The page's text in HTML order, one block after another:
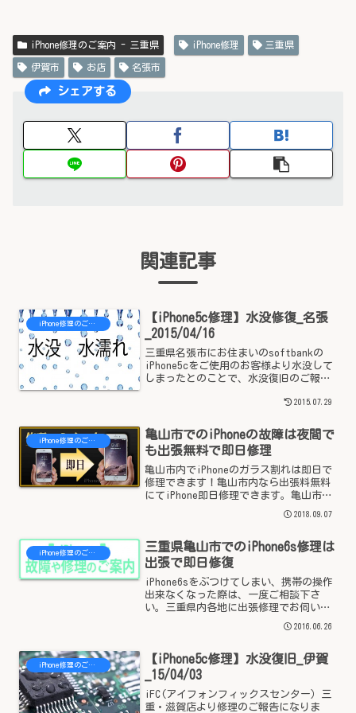
iPhone修理のご案内 - 三重県 iPhone修理 三重県
伊賀市 お店 名張市
シェアする
関連記事
iPhone修理のご案内 - 三重県
【iPhone5c修理】水没修復_名張
_2015/04/16
三重県名張市にお住まいのsoftbankの
iPhone5cをご使用のお客様より水没して
しまったとのことで、水没復旧のご報告
での、今回のご要望は、とにかくデータ
子様の写真...
2015.07.29
iPhone修理のご案内 - 三重県
亀山市でのiPhoneの故障は夜間で
も出張無料で即日修理
亀山市内でiPhoneのガラス割れは即日で
修理できます！亀山市内なら出張料無料
にてiPhone即日修理できます。亀山市の
関町・亀山駅や井田川駅のお近くやご自
宅などお客様のご希望の場所に出張にて
です。iPh...
2018.09.07
iPhone修理のご案内 - 三重県
三重県亀山市でのiPhone6s修理は
出張で即日修復
iPhone6sをぶつけてしまい、携帯の操作
出来なくなった際は、一度ご相談下さ
い。三重県内各地に出張修理でお伺いさ
せて頂いており、もちろん、亀山市でも
出張修理でお客様のお近くで作業致して
日修理で設...
2016.06.26
iPhone修理のご案内 - 三重県
【iPhone5c修理】水没復旧_伊賀
_15/04/03
iFC(アイフォンフィックスセンター）三
重・滋賀店より修理のご報告になりま